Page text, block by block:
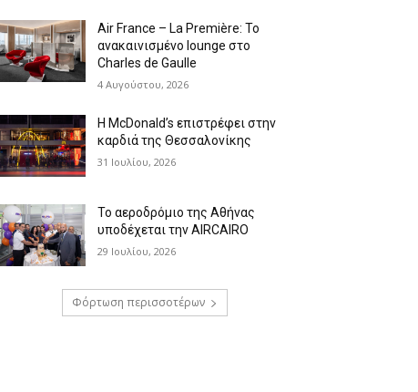
Air France – La Première: Το
ανακαινισμένο lounge στο
Charles de Gaulle
4 Αυγούστου, 2026
Η McDonald’s επιστρέφει στην
καρδιά της Θεσσαλονίκης
31 Ιουλίου, 2026
Το αεροδρόμιο της Αθήνας
υποδέχεται την AIRCAIRO
29 Ιουλίου, 2026
Φόρτωση περισσοτέρων